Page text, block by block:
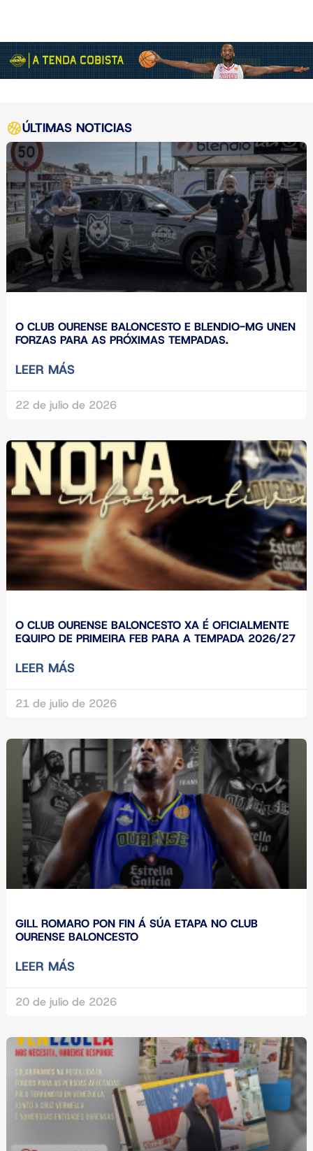
ÚLTIMAS NOTICIAS
O CLUB OURENSE BALONCESTO E BLENDIO-MG UNEN
FORZAS PARA AS PRÓXIMAS TEMPADAS.
LEER MÁS
22 de julio de 2026
O CLUB OURENSE BALONCESTO XA É OFICIALMENTE
EQUIPO DE PRIMEIRA FEB PARA A TEMPADA 2026/27
LEER MÁS
21 de julio de 2026
GILL ROMARO PON FIN Á SÚA ETAPA NO CLUB
OURENSE BALONCESTO
LEER MÁS
20 de julio de 2026